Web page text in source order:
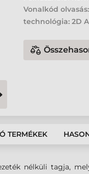
Vonalkód
technológia: 2D
TERMÉKEK
nélküli tagja,